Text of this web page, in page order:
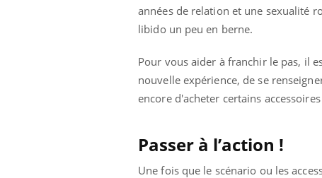
années de relation et une sexualité
libido un peu en berne.
Pour vous aider à franchir le pas, il
nouvelle expérience, de se
encore d'acheter certains
Passer à l’action !
Une fois que le scénario ou les